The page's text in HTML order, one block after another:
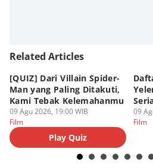
Related Articles
[QUIZ] Dari Villain Spider-
Man yang Paling Ditakuti,
Kami Tebak Kelemahanmu
09 Agu 2026, 19:00 WIB
Film
Play Quiz
09
Film